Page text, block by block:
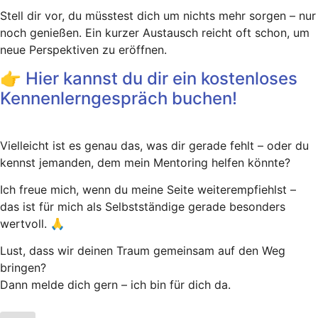
Stell dir vor, du müsstest dich um nichts mehr sorgen – nur
noch genießen. Ein kurzer Austausch reicht oft schon, um
neue Perspektiven zu eröffnen.
👉 Hier kannst du dir ein kostenloses
Kennenlerngespräch buchen!
Vielleicht ist es genau das, was dir gerade fehlt – oder du
kennst jemanden, dem mein Mentoring helfen könnte?
Ich freue mich, wenn du meine Seite weiterempfiehlst –
das ist für mich als Selbstständige gerade besonders
wertvoll. 🙏
Lust, dass wir deinen Traum gemeinsam auf den Weg
bringen?
Dann melde dich gern – ich bin für dich da.